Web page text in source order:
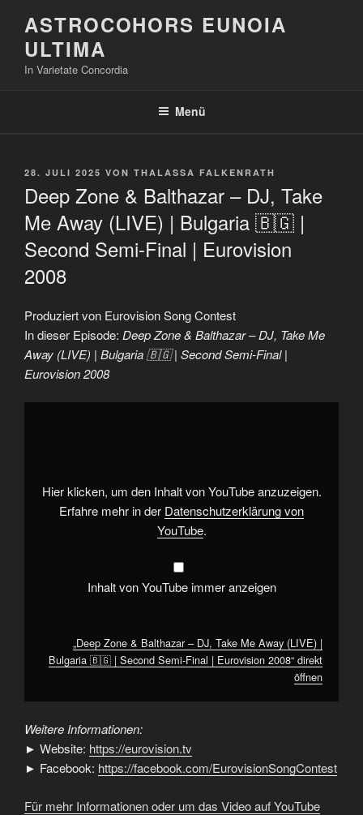
Inhalt
springen
ASTROCOHORS EUNOIA
ULTIMA
In Varietate Concordia
Menü
VERÖFFENTLICHT
28. JULI 2025 VON THALASSA FALKENRATH
Deep Zone & Balthazar – DJ, Take
Me Away (LIVE) | Bulgaria 🇧🇬 |
Second Semi-Final | Eurovision
2008
Produziert von Eurovision Song Contest
In dieser Episode: Deep Zone & Balthazar – DJ, Take Me
Away (LIVE) | Bulgaria 🇧🇬 | Second Semi-Final |
Eurovision 2008
„Deep
Away
anzeigen
Hier klicken, um den Inhalt von YouTube anzuzeigen.
Erfahre mehr in der Datenschutzerklärung von
YouTube.
Inhalt von YouTube immer anzeigen
„Deep Zone & Balthazar – DJ, Take Me Away (LIVE) |
Bulgaria 🇧🇬 | Second Semi-Final | Eurovision 2008“ direkt
öffnen
Weitere Informationen:
► Website: https://eurovision.tv
► Facebook: https://facebook.com/EurovisionSongContest
Für mehr Informationen oder um das Video auf YouTube